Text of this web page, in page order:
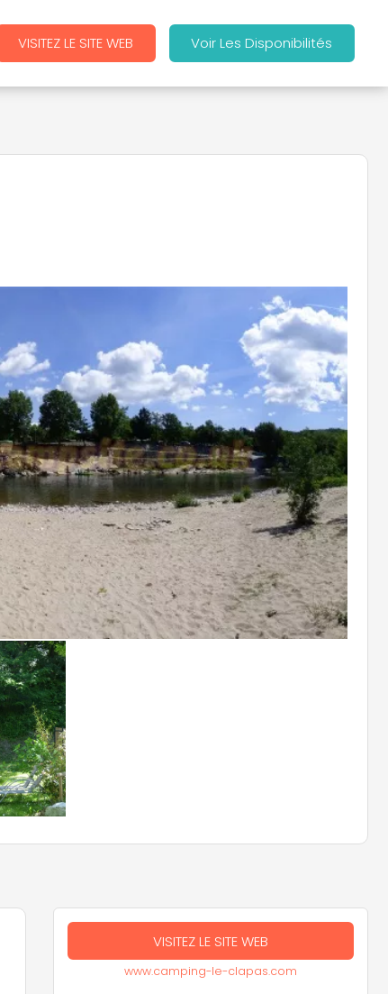
VISITEZ LE SITE WEB Voir Les Disponibilités
VISITEZ LE SITE WEB
www.camping-le-clapas.com